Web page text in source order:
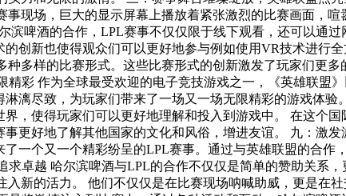
现场，巨大的显示屏幕上播放着紧张激烈的比赛画面，喧嚣
地参与例如使用VR技术进行全方位观看。 五：多元化的比赛形式，激发玩家的热情
多样的比赛形式。这些比赛形式的创新激发了玩家们更
场无限精彩的游戏体验。 七：赛事背后的故事，打造了更加真实的游戏世界 通过对这些故事的
中。 在这个国际化的舞台上，不同国家、不同文化的玩家们可以相互切磋、学习，从而
谊。 九：激发游戏激情，哈尔滨啤酒与LPL共同打造精彩赛事（主标题） 哈尔滨啤酒作
一个又一个精彩纷呈的LPL赛事。通过与英雄联盟的合
解。 十二：将激情注入比赛，哈尔滨